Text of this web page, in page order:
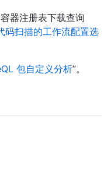
器注册表下载查询
码扫描的工作流配置选
包自定义分析”。